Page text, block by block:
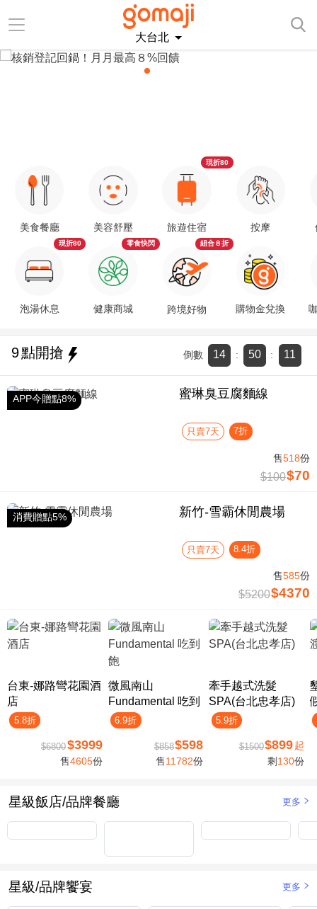
大台北
美食餐廳
泡湯休息
現折80
美容舒壓
健康商城
零食快閃
旅遊住宿
現折80
跨境好物
組合８折
按摩
購物金兌換
9點開搶 倒數 14 : 50 : 11
APP今贈點8% 蜜琳臭豆腐麵線
只賣7天 7折
售518份
$100$70
消費贈點5% 新竹-雪霸休閒農場
只賣7天 8.4折
售585份
$5200$4370
台東-娜路彎花園酒
店
5.8折
$6800$3999
售4605份
微風南山
Fundamental 吃到
飽6.9折
$858$598
售11782份
牽手越式洗髮
SPA(台北忠孝店)
5.9折
$1500$899 起
剩 130份
星級飯店/品牌餐廳 更多
星級/品牌饗宴 更多